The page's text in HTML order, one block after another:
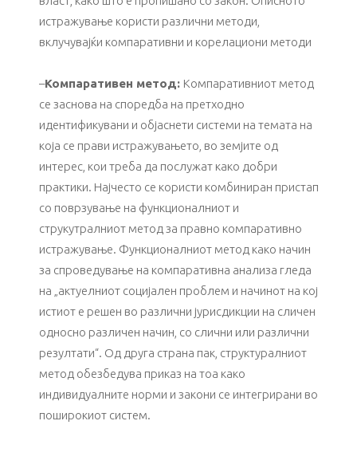
истражување користи различни методи,
вклучувајќи компаративни и корелациони методи
–Компаративен метод: Компаративниот метод
се заснова на споредба на претходно
идентификувани и објаснети системи на темата на
која се прави истражувањето, во земјите од
интерес, кои треба да послужат како добри
практики. Најчесто се користи комбиниран пристап
со поврзување на функционалниот и
струкутралниот метод за правно компаративно
истражување. Функционалниот метод како начин
за спроведување на компаративна анализа гледа
на „актуелниот социјален проблем и начинот на кој
истиот е решен во различни јурисдикции на сличен
односно различен начин, со слични или различни
резултати“. Од друга страна пак, структуралниот
метод обезбедува приказ на тоа како
индивидуалните норми и закони се интегрирани во
поширокиот систем.